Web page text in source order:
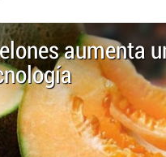
aumenta